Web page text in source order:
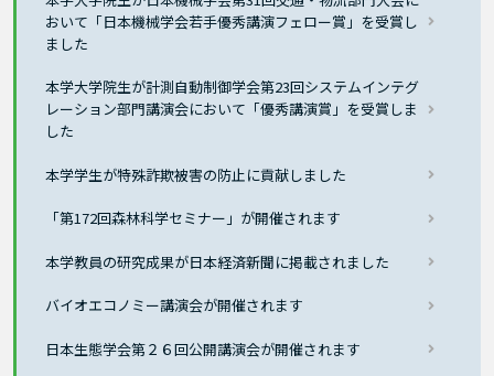
おいて「日本機械学会若手優秀講演フェロー賞」を受賞し
ました
本学大学院生が計測自動制御学会第23回システムインテグ
レーション部門講演会において「優秀講演賞」を受賞しま
した
本学学生が特殊詐欺被害の防止に貢献しました
「第172回森林科学セミナー」が開催されます
本学教員の研究成果が日本経済新聞に掲載されました
バイオエコノミー講演会が開催されます
日本生態学会第２６回公開講演会が開催されます